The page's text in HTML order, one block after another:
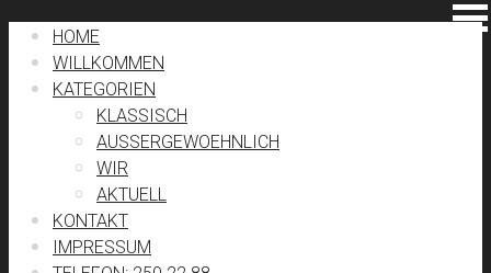
HOME
WILLKOMMEN
KATEGORIEN
KLASSISCH
AUSSERGEWOEHNLICH
WIR
AKTUELL
KONTAKT
IMPRESSUM